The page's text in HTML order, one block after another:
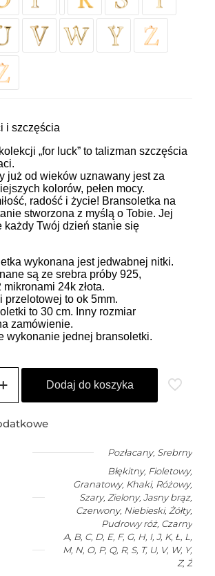
i szczęścia
„for luck” to talizman szczęścia
już od wieków uznawany jest za
kolorów, pełen mocy.
radość i życie! Bransoletka na
stworzona z myślą o Tobie. Jej
każdy Twój dzień stanie się
wykonana jest jedwabnej nitki.
są ze srebra próby 925,
mikronami 24k złota.
przelotowej to ok 5mm.
to 30 cm. Inny rozmiar
zamówienie.
wykonanie jednej bransoletki.
Dodaj do koszyka
Pozłacany, Srebrny
Błękitny, Fioletowy,
Granatowy, Khaki, Różowy,
Szary, Zielony, Jasny brąz,
Czerwony, Niebieski, Żółty,
Pudrowy róż, Czarny
A, B, C, D, E, F, G, H, I, J, K, Ł, L,
M, N, O, P, Q, R, S, T, U, V, W, Y,
Z, Ż